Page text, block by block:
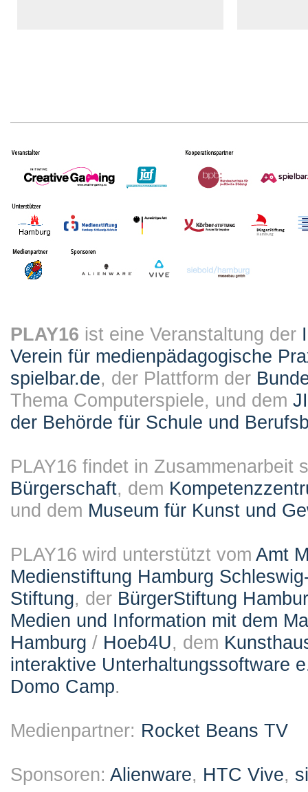
PLAY16 ist eine Veranstaltung der
Verein für medienpädagogische
spielbar.de, der Plattform der
Thema Computerspiele, und dem
der Behörde für Schule und
PLAY16 findet in Zusammenarbeit
Bürgerschaft, dem
und dem Museum für Kunst und
PLAY16 wird unterstützt vom Amt
Medienstiftung Hamburg
Stiftung, der BürgerStiftung
Medien und Information mit dem
Hamburg / Hoeb4U, dem
interaktive Unterhaltungssoftware
Domo Camp.
Medienpartner: Rocket Beans TV
Sponsoren: Alienware, HTC Vive,